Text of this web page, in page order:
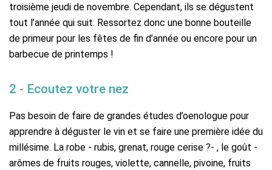
troisième jeudi de novembre. Cependant, ils se dégustent
tout l’année qui suit. Ressortez donc une bonne bouteille
de primeur pour les fêtes de fin d’année ou encore pour un
barbecue de printemps !
2 - Ecoutez votre nez
Pas besoin de faire de grandes études d’oenologue pour
apprendre à déguster le vin et se faire une première idée du
millésime. La robe - rubis, grenat, rouge cerise ?- , le goût -
arômes de fruits rouges, violette, cannelle, pivoine, fruits